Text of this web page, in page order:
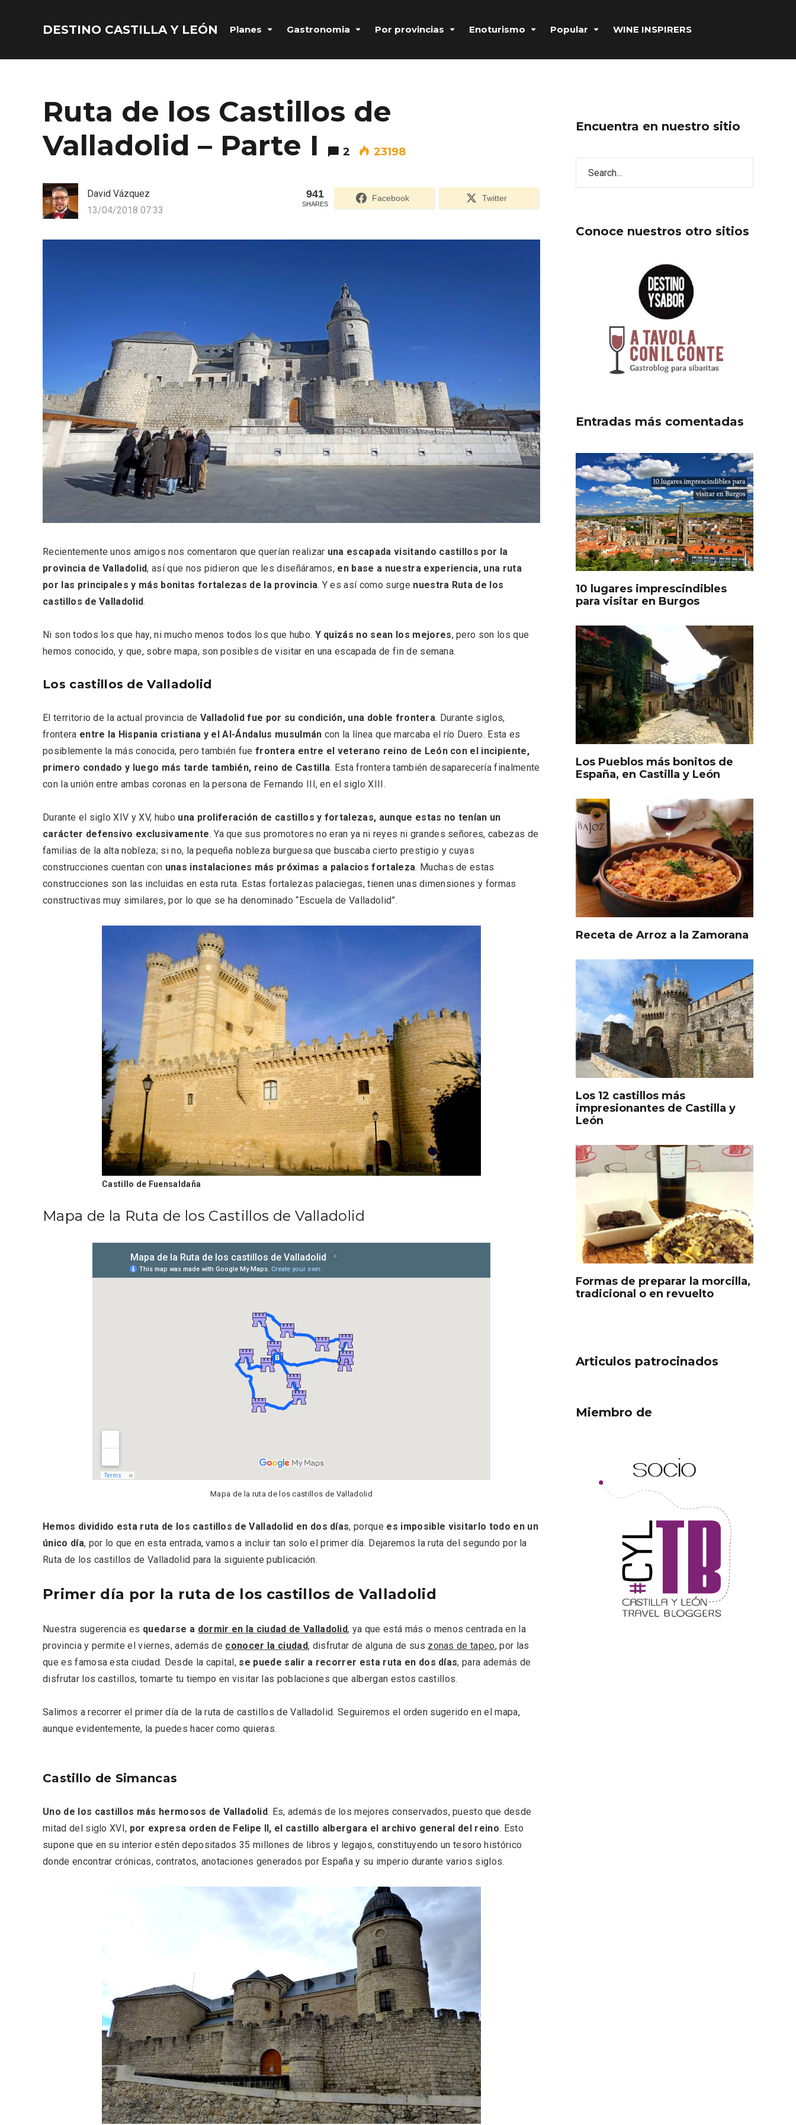
DESTINO CASTILLA Y LEÓN Planes Gastronomia Por provincias Enoturismo Popular WINE INSPIRERS
Ruta de los Castillos de
Valladolid – Parte I
2 23198
David Vázquez
13/04/2018 07:33
941
SHARES
Facebook Twitter
Recientemente unos amigos nos comentaron que querían realizar una escapada visitando castillos por la
provincia de Valladolid, así que nos pidieron que les diseñáramos, en base a nuestra experiencia, una ruta
por las principales y más bonitas fortalezas de la provincia. Y es así como surge nuestra Ruta de los
castillos de Valladolid.
Ni son todos los que hay, ni mucho menos todos los que hubo. Y quizás no sean los mejores, pero son los que
hemos conocido, y que, sobre mapa, son posibles de visitar en una escapada de fin de semana.
Los castillos de Valladolid
El territorio de la actual provincia de Valladolid fue por su condición, una doble frontera. Durante siglos,
frontera entre la Hispania cristiana y el Al-Ándalus musulmán con la línea que marcaba el río Duero. Esta es
posiblemente la más conocida, pero también fuefrontera entre el veterano reino de León con el incipiente,
primero condado y luego más tarde también, reino de Castilla. Esta frontera también desaparecería finalmente
con la unión entre ambas coronas en la persona de Fernando III, en el siglo XIII.
Durante el siglo XIV y XV, hubo una proliferación de castillos y fortalezas, aunque estas no tenían un
carácter defensivo exclusivamente. Ya que sus promotores no eran ya ni reyes ni grandes señores, cabezas de
familias de la alta nobleza; si no, la pequeña nobleza burguesa que buscaba cierto prestigio y cuyas
construcciones cuentan con unas instalaciones más próximas a palacios fortaleza. Muchas de estas
construcciones son las incluidas en esta ruta. Estas fortalezas palaciegas, tienen unas dimensiones y formas
constructivas muy similares, por lo que se ha denominado “Escuela de Valladolid”.
Castillo de Fuensaldaña
Mapa de la Ruta de los Castillos de Valladolid
Mapa de la ruta de los castillos de Valladolid
Hemos dividido esta ruta de los castillos de Valladolid en dos días, porque es imposible visitarlo todo en un
único día, por lo que en esta entrada, vamos a incluir tan solo el primer día. Dejaremos la ruta del segundo por la
Ruta de los castillos de Valladolid para la siguiente publicación.
Primer día por la ruta de los castillos de Valladolid
Nuestra sugerencia es quedarse a dormir en la ciudad de Valladolid, ya que está más o menos centrada en la
provincia y permite el viernes, además de conocer la ciudad, disfrutar de alguna de sus zonas de tapeo, por las
que es famosa esta ciudad. Desde la capital, se puede salir a recorrer esta ruta en dos días, para además de
disfrutar los castillos, tomarte tu tiempo en visitar las poblaciones que albergan estos castillos.
Salimos a recorrer el primer día de la ruta de castillos de Valladolid. Seguiremos el orden sugerido en el mapa,
aunque evidentemente, la puedes hacer como quieras.
Castillo de Simancas
Uno de los castillos más hermosos de Valladolid. Es, además de los mejores conservados, puesto que desde
mitad del siglo XVI, por expresa orden de Felipe II, el castillo albergara el archivo general del reino. Esto
supone que en su interior estén depositados 35 millones de libros y legajos, constituyendo un tesoro histórico
donde encontrar crónicas, contratos, anotaciones generados por España y su imperio durante varios siglos.
Encuentra en nuestro sitio
Conoce nuestros otro sitios
Entradas más comentadas
10 lugares imprescindibles
para visitar en Burgos
Los Pueblos más bonitos de
España, en Castilla y León
Receta de Arroz a la Zamorana
Los 12 castillos más
impresionantes de Castilla y
León
Formas de preparar la morcilla,
tradicional o en revuelto
Articulos patrocinados
Miembro de
Contraseña
Ultimas entradas
Sepúlveda y Feria de
Artesanía
para el vermouth de
Valladolid
de la Sierra de Guadarrama
en su vertiente segoviana
Recorre los fiordos leoneses
en Riaño
El Cronicón de Oña sale a la
calle
Conciertos gratuitos del
coro Wetherby Preparatory
VII Feria del Vino de Sotillo
Feria del Vino de Toro 2026;
descubre “Otros Vinos de
Toro”
V Feria Europea del Queso
La zonificación como
recurso turístico de la Ruta
del Vino de Rueda
Narración Oral, Memoria,
Tierra y Voz
Fiesta de Primavera 2026 en
la Ruta del Vino de Cigales
Bodega Museo La Olmilla, en
Valladolid
triunfó en el Salón Gourmet
Disfrutar de la Semana
Santa en Rueda en 2026
Semana Santa en la Ribera
del Duero 2026
Itinerarios musicales en San
Miguel del Pino 2026
gastronomía de la Trufa
Cigales inaugura la
musealización de los arcos
de la Iglesia de Santiago
Apóstol
Porrón de Citas de 2026 en
Moradillo de Roa
Los Pueblos más bonitos de
España, en Castilla y León
Concierto de Navidad en
Moradillo de Roa
El árbol de Navidad de
Belén segoviano, otra
escusa más para visitar
Sepúlveda estas Navidades